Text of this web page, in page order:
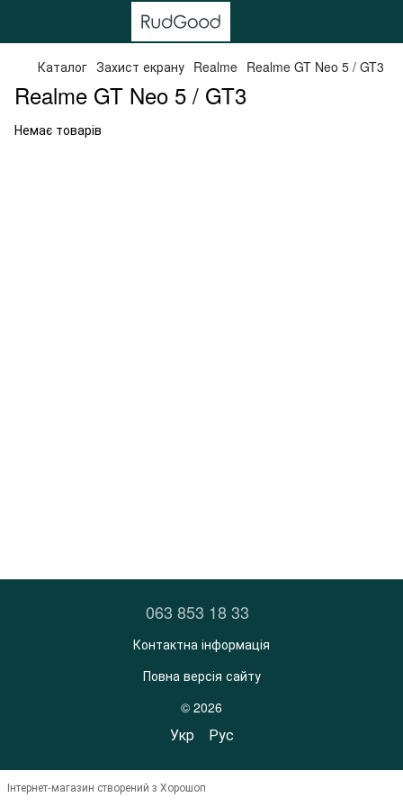
Каталог Захист екрану Realme Realme GT Neo 5 / GT3
Realme GT Neo 5 / GT3
Немає товарів
063 853 18 33
Контактна інформація
Повна версія сайту
© 2026
Укр Рус
Інтернет-магазин створений з Хорошоп